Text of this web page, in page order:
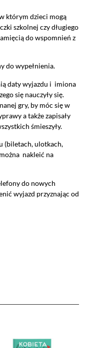
którym dzieci mogą
szkolnej czy długiego
do wspomnień z
do wypełnienia.
daty wyjazdu i imiona
się nauczyły się.
gry, by móc się w
a także zapisały
śmieszyły.
(biletach, ulotkach,
nakleić na
do nowych
wyjazd przyznając od
prywatności.